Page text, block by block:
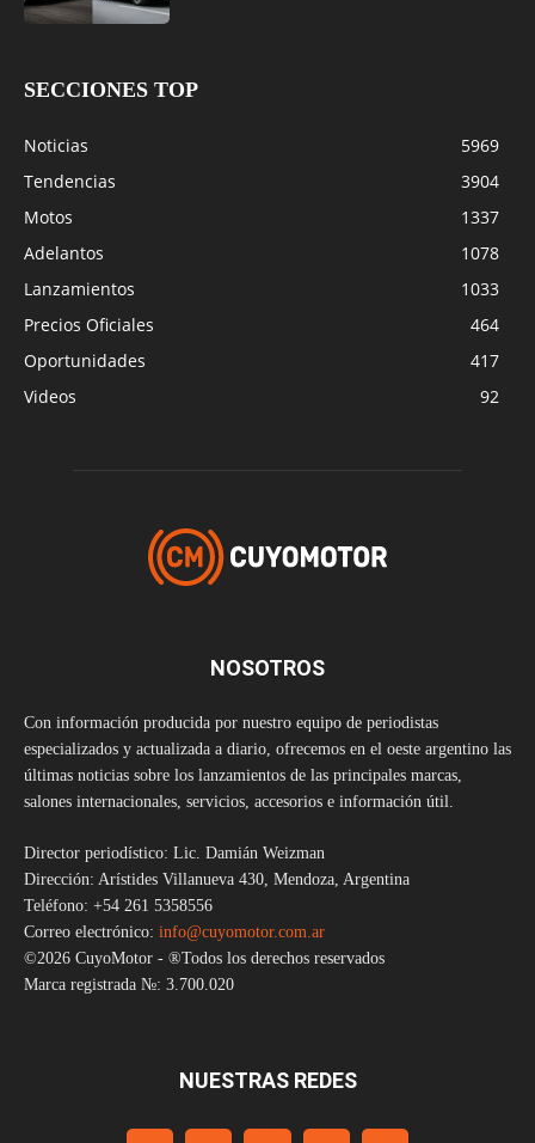
SECCIONES TOP
Noticias
5969
Tendencias
3904
Motos
1337
Adelantos
1078
Lanzamientos
1033
Precios Oficiales
464
Oportunidades
417
Videos
92
NOSOTROS
Con información producida por nuestro equipo de periodistas
especializados y actualizada a diario, ofrecemos en el oeste argentino las
últimas noticias sobre los lanzamientos de las principales marcas,
salones internacionales, servicios, accesorios e información útil.
Director periodístico: Lic. Damián Weizman
Dirección: Arístides Villanueva 430, Mendoza, Argentina
Teléfono: +54 261 5358556
Correo electrónico: info@cuyomotor.com.ar
©2026 CuyoMotor - ®Todos los derechos reservados
Marca registrada №: 3.700.020
NUESTRAS REDES